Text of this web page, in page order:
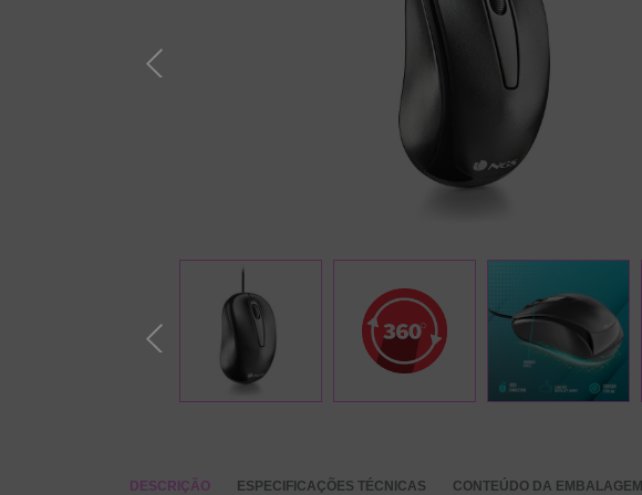
DESCRIÇÃO ESPECIFICAÇÕES TÉCNICAS CONTEÚDO DA EMBALAGEM